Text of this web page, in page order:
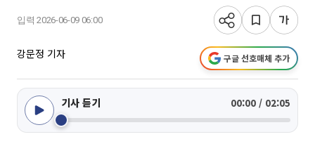
입력 2026-06-09 06:00
강문정 기자 구글 선호매체 추가
기사 듣기 00:00 / 02:05